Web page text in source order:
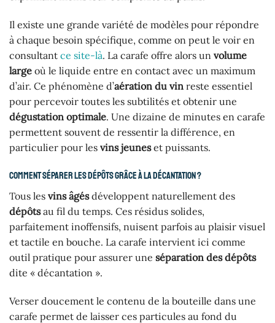
Il existe une grande variété de modèles pour répondre
à chaque besoin spécifique, comme on peut le voir en
consultant ce site-là. La carafe offre alors un volume
large où le liquide entre en contact avec un maximum
d’air. Ce phénomène d’aération du vin reste essentiel
pour percevoir toutes les subtilités et obtenir une
dégustation optimale. Une dizaine de minutes en carafe
permettent souvent de ressentir la différence, en
particulier pour les vins jeuneset puissants.
Comment séparer les dépôts grâce à la décantation ?
Tous les vins âgésdéveloppent naturellement des
dépôtsau fil du temps. Ces résidus solides,
parfaitement inoffensifs, nuisent parfois au plaisir visuel
et tactile en bouche. La carafe intervient ici comme
outil pratique pour assurer une séparation des dépôts
dite « décantation ».
Verser doucement le contenu de la bouteille dans une
carafe permet de laisser ces particules au fond du